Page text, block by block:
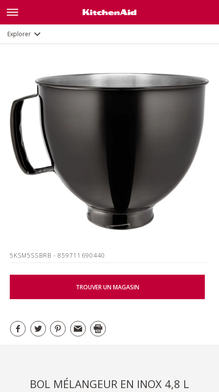
Explorer Description
5KSM5SSBRB - 859711690440
TROUVER UN MAGASIN
BOL MÉLANGEUR EN INOX 4,8 L